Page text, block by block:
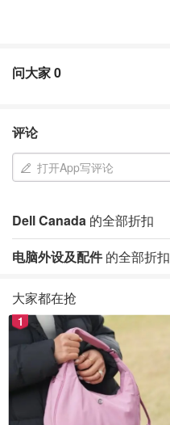
问大家0
评论
打开App写评论
Dell Canada 的全部折扣
电脑外设及配件的全部折扣
大家都在抢
1